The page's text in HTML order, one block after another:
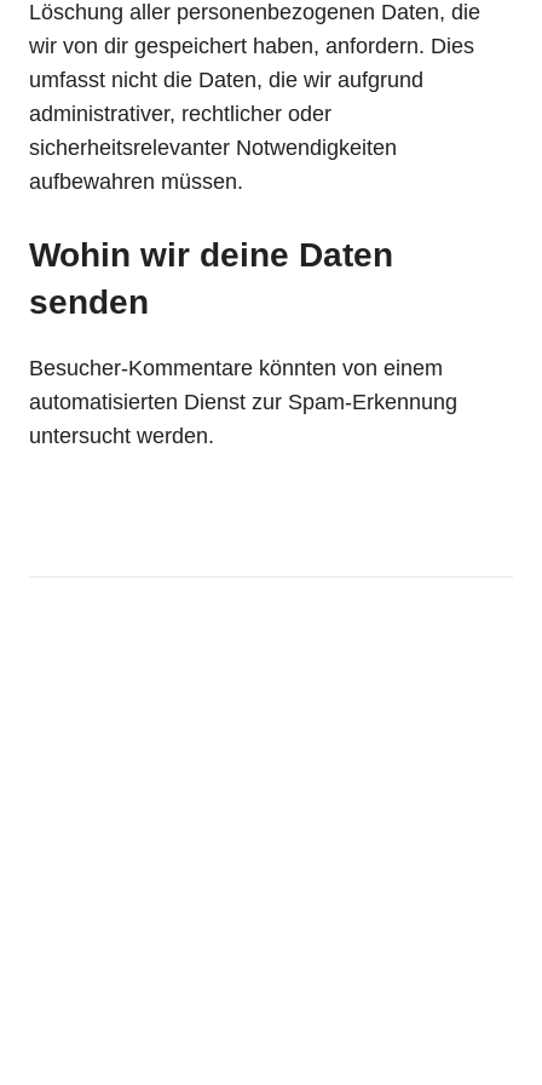
Löschung aller personenbezogenen Daten, die
wir von dir gespeichert haben, anfordern. Dies
umfasst nicht die Daten, die wir aufgrund
administrativer, rechtlicher oder
sicherheitsrelevanter Notwendigkeiten
aufbewahren müssen.
Wohin wir deine Daten
senden
Besucher-Kommentare könnten von einem
automatisierten Dienst zur Spam-Erkennung
untersucht werden.